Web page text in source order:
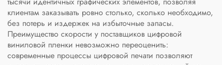
клиентам заказывать ровно столько, сколько необходимо,
без потерь и издержек на избыточные запасы.
Преимущество скорости у поставщиков цифровой
виниловой пленки невозможно переоценить:
современные процессы цифровой печати позволяют